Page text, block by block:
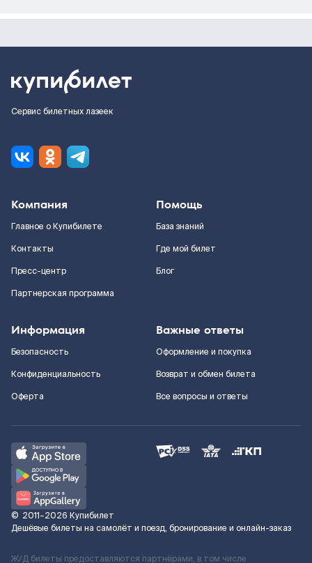
Сервис билетных лазеек
Компания
Главное о Купибилете
Контакты
Пресс-центр
Партнерская программа
Помощь
База знаний
Где мой билет
Блог
Информация
Безопасность
Конфиденциальность
Оферта
Важные ответы
Оформление и покупка
Возврат и обмен билета
Все вопросы и ответы
© 2011–2026 Купибилет
Дешёвые билеты на самолёт и поезд, бронирование и онлайн-заказ
Ж/Д билеты предоставляются партнёрами, в том числе